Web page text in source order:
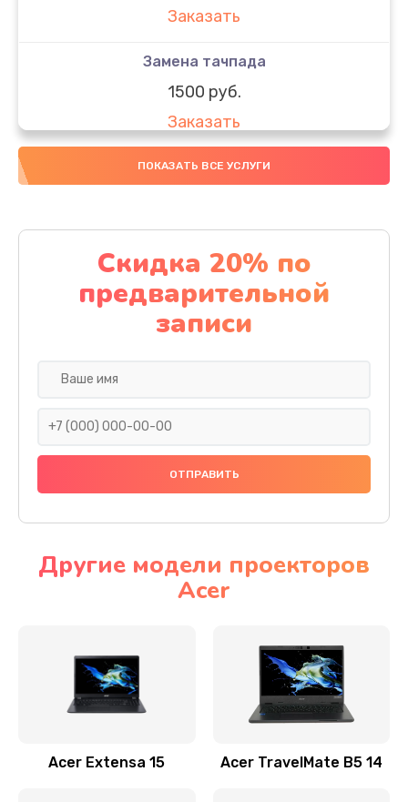
Заказать
Замена тачпада
1500 руб.
Заказать
Замена южного моста
Заказать
Чистка от пыли
1060 руб.
Заказать
Ремонт подсветки
Настройка BIOS
Замена видеочипа
Заказать
ПОКАЗАТЬ ВСЕ УСЛУГИ
Скидка 20% по
предварительной
записи
Другие модели проекторов
Acer
Acer Extensa 15 Acer TravelMate B5 14